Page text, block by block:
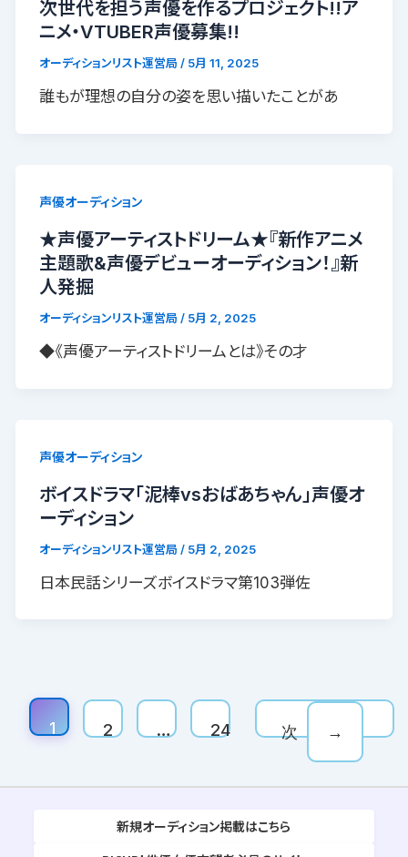
次世代を担う声優を作るプロジェクト!!ア
ニメ・VTUBER声優募集!!
オーディションリスト運営局 / 5月 11, 2025
誰もが理想の自分の姿を思い描いたことがあ
声優オーディション
★声優アーティストドリーム★『新作アニメ
主題歌&声優デビューオーディション！』新
人発掘
オーディションリスト運営局 / 5月 2, 2025
◆《声優アーティストドリームとは》その才
声優オーディション
ボイスドラマ「泥棒vsおばあちゃん」声優オ
ーディション
オーディションリスト運営局 / 5月 2, 2025
日本民話シリーズボイスドラマ第103弾佐
1 2 … 24 次 →
新規オーディション掲載はこちら